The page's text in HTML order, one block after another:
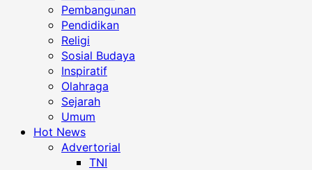
Pembangunan
Pendidikan
Religi
Sosial Budaya
Inspiratif
Olahraga
Sejarah
Umum
Hot News
Advertorial
TNI